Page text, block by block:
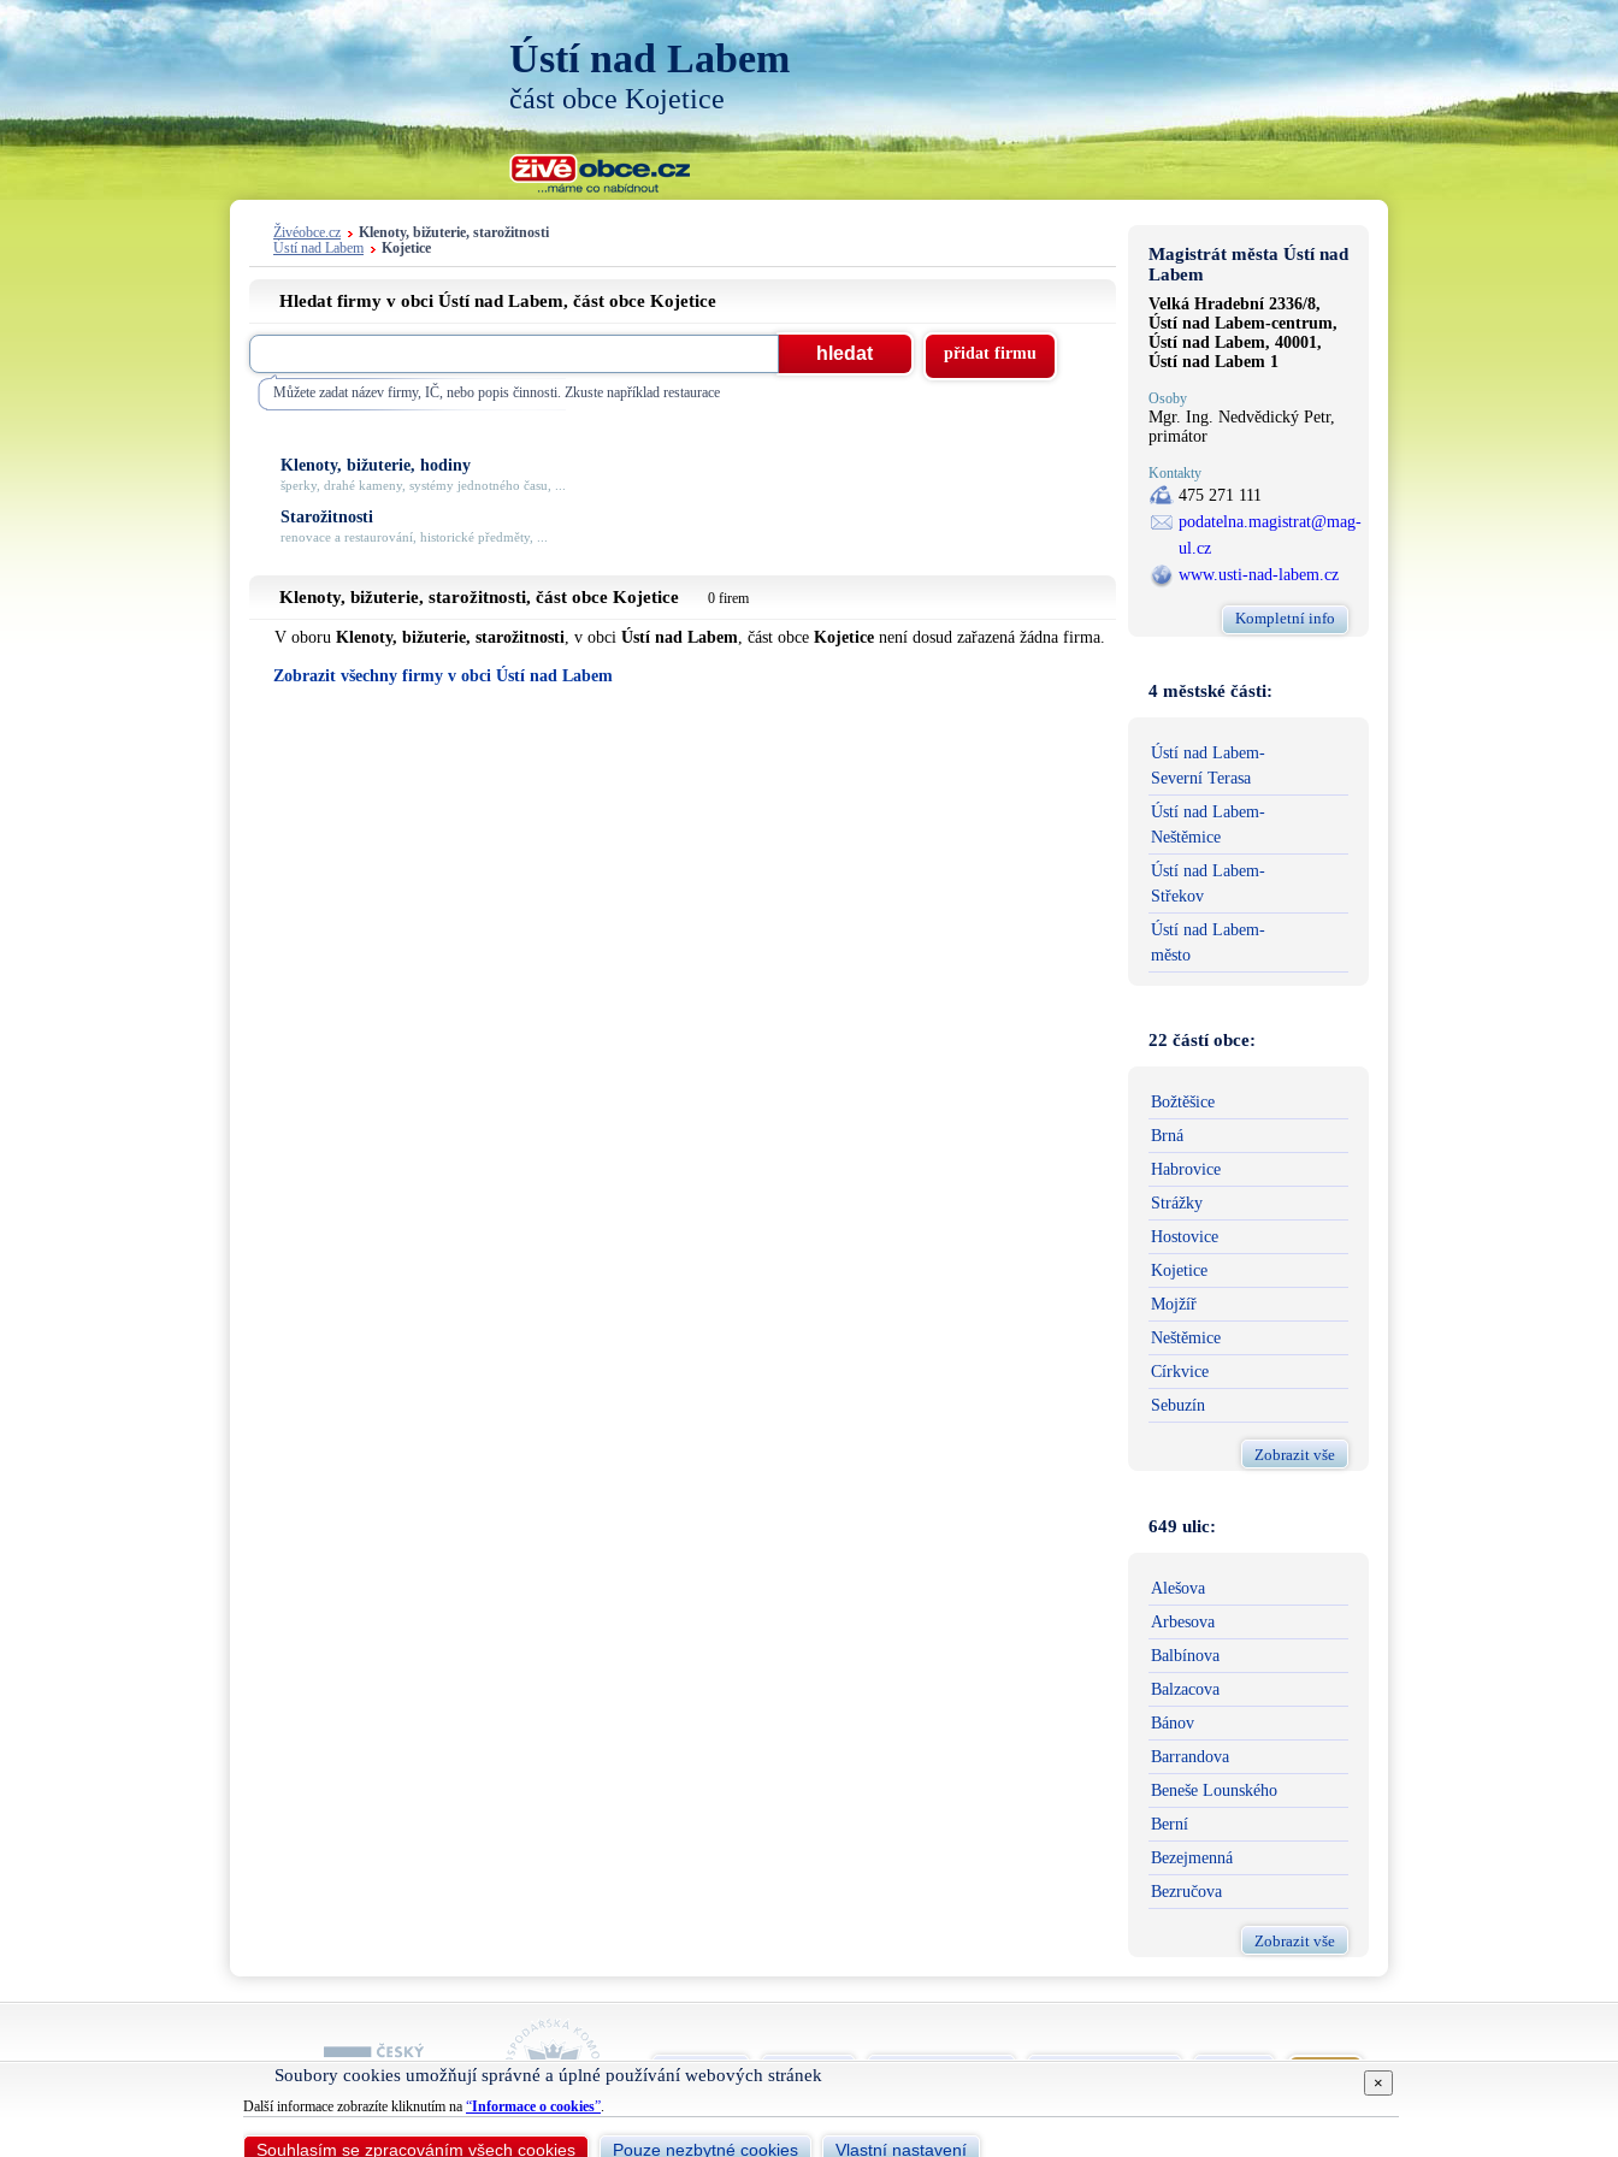
Ústí nad Labem
část obce Kojetice
Živéobce.cz
Klenoty, bižuterie, starožitnosti
Ústí nad Labem
Kojetice
Hledat firmy v obci Ústí nad Labem, část obce Kojetice
Můžete zadat název firmy, IČ, nebo popis činnosti. Zkuste například restaurace
přidat firmu
Klenoty, bižuterie, hodiny
šperky, drahé kameny, systémy jednotného času, ...
Starožitnosti
renovace a restaurování, historické předměty, ...
Klenoty, bižuterie, starožitnosti, část obce Kojetice 0 firem
V oboru Klenoty, bižuterie, starožitnosti, v obci Ústí nad Labem, část obce Kojetice není dosud zařazená žádna firma.
Zobrazit všechny firmy v obci Ústí nad Labem
Magistrát města Ústí nad
Labem
Velká Hradební 2336/8,
Ústí nad Labem-centrum,
Ústí nad Labem, 40001,
Ústí nad Labem 1
Osoby
Mgr. Ing. Nedvědický Petr,
primátor
Kontakty
475 271 111
podatelna.magistrat@mag-
ul.cz
www.usti-nad-labem.cz
Kompletní info
4 městské části:
Ústí nad Labem-
Severní Terasa
Ústí nad Labem-
Neštěmice
Ústí nad Labem-
Střekov
Ústí nad Labem-
město
22 částí obce:
Božtěšice
Brná
Habrovice
Strážky
Hostovice
Kojetice
Mojžíř
Neštěmice
Církvice
Sebuzín
Zobrazit vše
649 ulic:
Alešova
Arbesova
Balbínova
Balzacova
Bánov
Barrandova
Beneše Lounského
Berní
Bezejmenná
Bezručova
Zobrazit vše
O projektu Nápověda Podmínky užívání Smluvní podmínky Kontakt
×
Soubory cookies umožňují správné a úplné používání webových stránek
Další informace zobrazíte kliknutím na “Informace o cookies”.
Souhlasím se zpracováním všech cookies Pouze nezbytné cookies Vlastní nastavení